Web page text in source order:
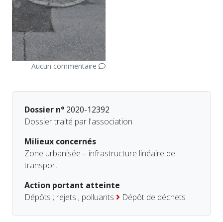
Aucun commentaire
Dossier n° 2020-12392
Dossier traité par l'association
Milieux concernés
Zone urbanisée – infrastructure linéaire de
transport
Action portant atteinte
Dépôts ; rejets ; polluants
Dépôt de déchets